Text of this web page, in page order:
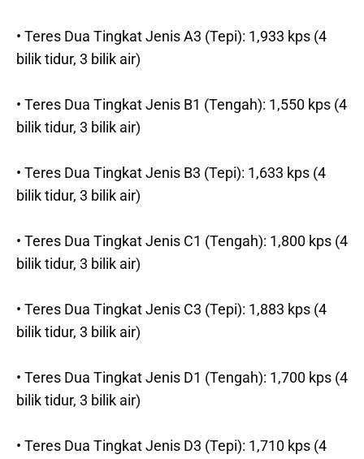
• Teres Dua Tingkat Jenis A3 (Tepi): 1,933 kps (4
bilik tidur, 3 bilik air)
• Teres Dua Tingkat Jenis B1 (Tengah): 1,550 kps (4
bilik tidur, 3 bilik air)
• Teres Dua Tingkat Jenis B3 (Tepi): 1,633 kps (4
bilik tidur, 3 bilik air)
• Teres Dua Tingkat Jenis C1 (Tengah): 1,800 kps (4
bilik tidur, 3 bilik air)
• Teres Dua Tingkat Jenis C3 (Tepi): 1,883 kps (4
bilik tidur, 3 bilik air)
• Teres Dua Tingkat Jenis D1 (Tengah): 1,700 kps (4
bilik tidur, 3 bilik air)
• Teres Dua Tingkat Jenis D3 (Tepi): 1,710 kps (4